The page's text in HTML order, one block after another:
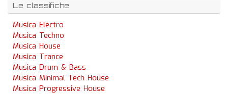
Le classifiche
Musica Electro
Musica Techno
Musica House
Musica Trance
Musica Drum & Bass
Musica Minimal Tech House
Musica Progressive House